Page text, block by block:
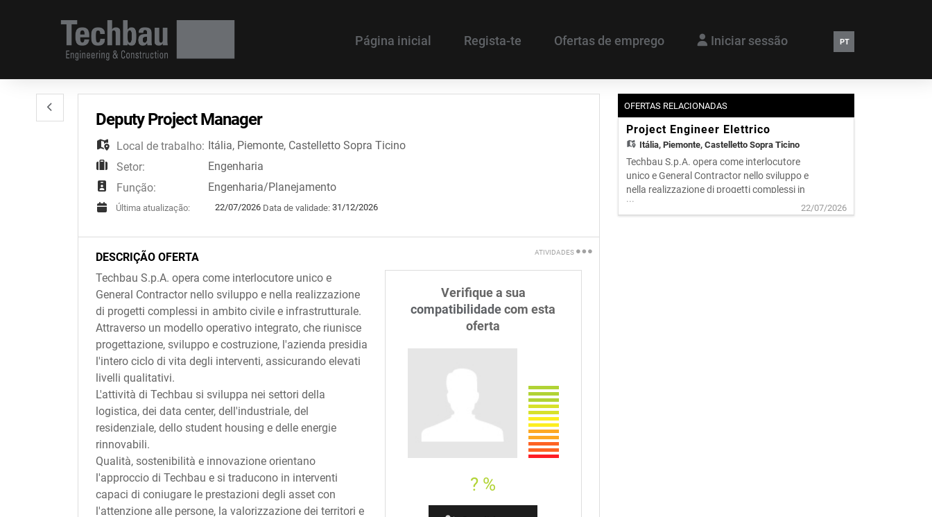
Página inicial Regista-te Ofertas de emprego Iniciar sessão PT
Deputy Project Manager
Local de trabalho: Itália, Piemonte, Castelletto Sopra Ticino
Setor:
Engenharia
Função:
Engenharia/Planejamento
Última atualização: 22/07/2026 Data de validade: 31/12/2026
ATIVIDADES
Partilha com um
amigo
DESCRIÇÃO OFERTA
Verifique a sua
compatibilidadecom esta
oferta
? %
Techbau S.p.A. opera come interlocutore unico e
General Contractor nello sviluppo e nella realizzazione
di progetti complessi in ambito civile e infrastrutturale.
Attraverso un modello operativo integrato, che riunisce
progettazione, sviluppo e costruzione, l'azienda presidia
l'intero ciclo di vita degli interventi, assicurando elevati
livelli qualitativi.
L'attività di Techbau si sviluppa nei settori della
logistica, dei data center, dell'industriale, del
residenziale, dello student housing e delle energie
rinnovabili.
Qualità, sostenibilità e innovazione orientano
l'approccio di Techbau e si traducono in interventi
capaci di coniugare le prestazioni degli asset con
l'attenzione alle persone, la valorizzazione dei territori e
OFERTAS RELACIONADAS
Project Engineer Elettrico
Itália, Piemonte, Castelletto Sopra Ticino
Techbau S.p.A. opera come interlocutore
unico e General Contractor nello sviluppo e
nella realizzazione di progetti complessi in
ambito civile e infrastrutturale. Attraverso
un modello operativo integrato, che riunisce
...
22/07/2026